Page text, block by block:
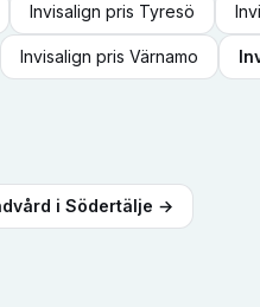
Invisalign pris Tyresö
Invisalign pris Värnamo
i Södertälje →